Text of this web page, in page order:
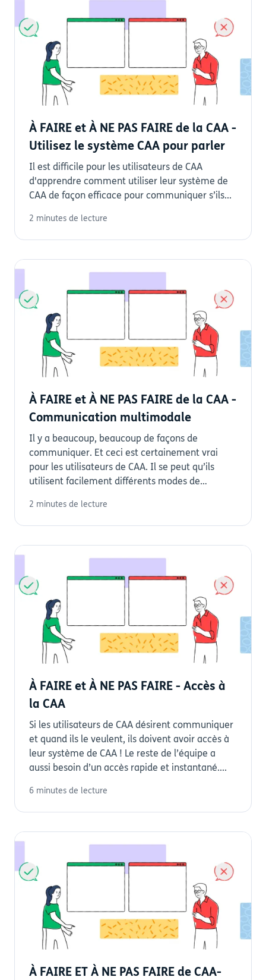
À FAIRE et À NE PAS FAIRE de la CAA -
Utilisez le système CAA pour parler
Il est difficile pour les utilisateurs de CAA
d'apprendre comment utiliser leur système de
CAA de façon efficace pour communiquer s’ils...
2 minutes de lecture
À FAIRE et À NE PAS FAIRE de la CAA -
Communication multimodale
Il y a beaucoup, beaucoup de façons de
communiquer. Et ceci est certainement vrai
pour les utilisateurs de CAA. Il se peut qu’ils
utilisent facilement différents modes de
2 minutes de lecture
À FAIRE et À NE PAS FAIRE - Accès à
la CAA
Si les utilisateurs de CAA désirent communiquer
et quand ils le veulent, ils doivent avoir accès à
leur système de CAA ! Le reste de l’équipe a
aussi besoin d’un accès rapide et instantané....
6 minutes de lecture
À FAIRE ET À NE PAS FAIRE de CAA-